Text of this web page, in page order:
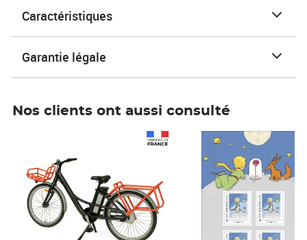
Caractéristiques
Garantie légale
Nos clients ont aussi consulté
Prix 7,50€